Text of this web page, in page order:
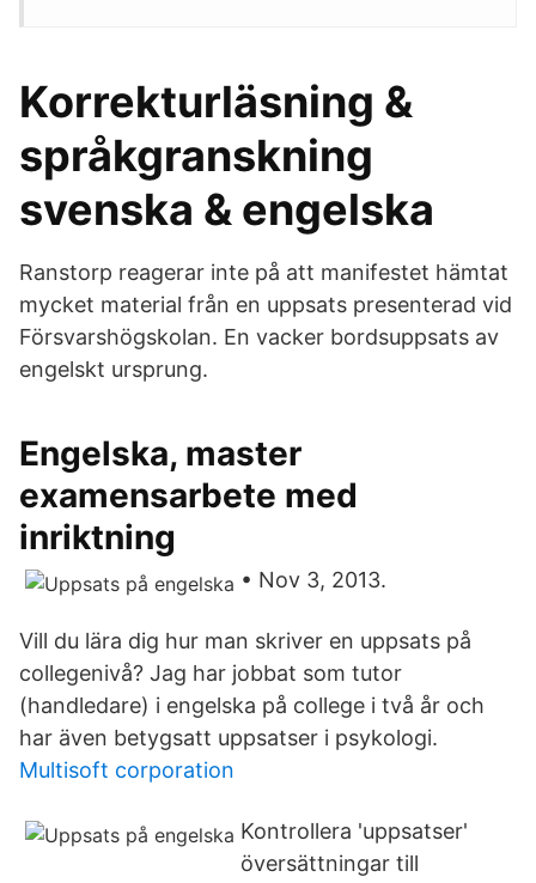
Korrekturläsning &
språkgranskning
svenska & engelska
Ranstorp reagerar inte på att manifestet hämtat
mycket material från en uppsats presenterad vid
Försvarshögskolan. En vacker bordsuppsats av
engelskt ursprung.
Engelska, master
examensarbete med
inriktning
• Nov 3, 2013.
Vill du lära dig hur man skriver en uppsats på
collegenivå? Jag har jobbat som tutor
(handledare) i engelska på college i två år och
har även betygsatt uppsatser i psykologi.
Multisoft corporation
Kontrollera 'uppsatser'
översättningar till